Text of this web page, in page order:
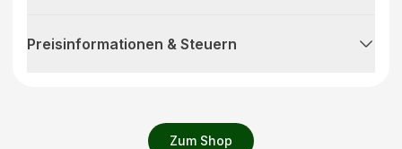
Zum Shop
Preisinformationen & Steuern